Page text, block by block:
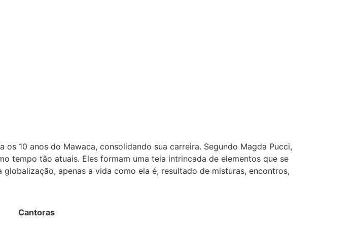
10 anos do Mawaca, consolidando sua carreira. Segundo Magda Pucci,
tempo tão atuais. Eles formam uma teia intrincada de elementos que se
apenas a vida como ela é, resultado de misturas, encontros,
Cantoras